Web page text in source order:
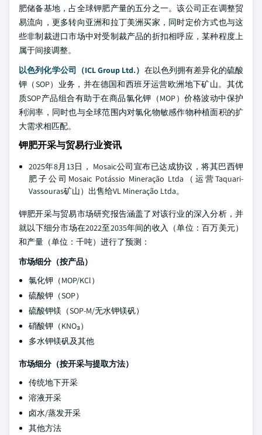
肥储备基地，占全球钾肥产量的五分之一。该公司正在调整贸
易流向，更多转向亚洲和拉丁美洲买家，同时定价方式也与这
些非制裁进口市场中对受制裁产品的折扣相呼应，某种程度上
属于间接调整。
以色列化学公司（ICL Group Ltd.） 在以色列拥有差异化的硫酸
钾（SOP）业务，并在德国和西班牙运营欧洲地下矿山。其优
质SOP产品组合有助于在商品氯化钾（MOP）价格波动中保护
利润率，同时也与全球范围内对氯化物敏感作物种植面积的扩
大需求相匹配。
钾肥开采与贸易行业资讯
2025年8月13日， Mosaic公司宣布已达成协议，将其巴西钾
肥子公司Mosaic Potássio Mineração Ltda（运营Taquari-
Vassouras矿山）出售给VL Mineração Ltda。
钾肥开采与贸易市场研究报告涵盖了对该行业的深入分析，并
就以下细分市场在2022至2035年间的收入（单位：百万美元）
和产量（单位：千吨）进行了预测：
市场细分（按产品）
氯化钾（MOP/KCl）
硫酸钾（SOP）
硫酸钾镁（SOP-M/无水钾镁矾）
硝酸钾（KNO₃）
多水钾镁矾及其他
市场细分（按开采与提取方法）
传统地下开采
溶液开采
卤水/蒸发开采
其他方法